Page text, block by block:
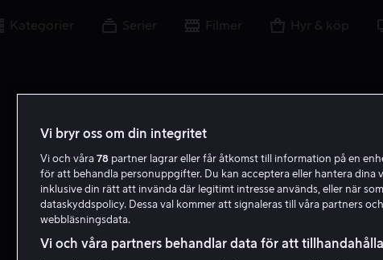
Kategorier Serier Filmer Hyr & köp
Vi bryr oss om din integritet
Vi och våra 78 partner lagrar eller får åtkomst till information på en
för att behandla personuppgifter. Du kan acceptera eller hantera dina
inklusive din rätt att invända där legitimt intresse används, eller när
dataskyddspolicy. Dessa val kommer att signaleras till våra partners
webbläsningsdata.
Vi och våra partners behandlar data för att